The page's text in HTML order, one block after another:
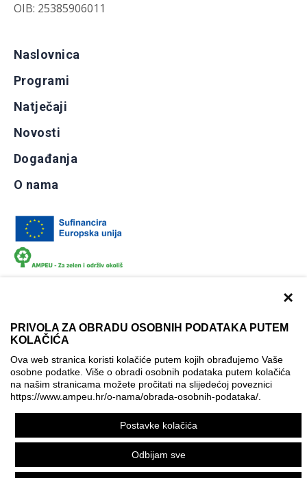
×
PRIVOLA ZA OBRADU OSOBNIH PODATAKA PUTEM
KOLAČIĆA
Ova web stranica koristi kolačiće putem kojih obrađujemo Vaše
osobne podatke. Više o obradi osobnih podataka putem kolačića
na našim stranicama možete pročitati na slijedećoj poveznici
https://www.ampeu.hr/o-nama/obrada-osobnih-podataka/
Postavke kolačića
Odbijam sve
OIB: 25385906011
Naslovnica
Programi
Natječaji
Novosti
Događanja
O nama
Izjava o pristupačnosti
Politika korištenja kolačića
Postavke kolačića
Ova mrežna stranica je ostvarena uz financijsku potporu
Europske komisije. Ona izražava isključivo stajalište autora
mrežne stranice i Komisija se ne može smatrati odgovornom